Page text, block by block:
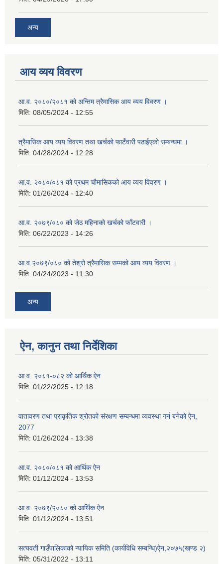
अन्य
आय व्यय विवरण
आ.व. २०८०/२०८१ को अन्तिम त्रैमासिक आय व्यय विवरण ।
मिति: 08/05/2024 - 12:55
त्रैमासिक आय व्यय विवरण तथा खर्चको फाटँवारी पठाईएको सम्बन्धमा ।
मिति: 04/28/2024 - 12:28
आ.व. २०८०/०८१ को प्रथम चौमासिकको आय व्यय विवरण ।
मिति: 01/26/2024 - 12:40
आ.व. २०७९/०८० को जेठ महिनाको खर्चको फाँटवारी ।
मिति: 06/22/2023 - 14:26
आ.व.२०७९/०८० को तेश्रो त्रैमासिक सम्मको आय व्यय विवरण ।
मिति: 04/24/2023 - 11:30
अन्य
ऐन, कानुन तथा निर्देशिका
आ.व. २०८१-०८२ को आर्थिक ऐन
मिति: 01/22/2025 - 12:18
वातावरण तथा प्राकृतिक श्रोतको संरक्षण सम्बन्धमा व्यवस्था गर्न बनेको ऐन,
2077
मिति: 01/26/2024 - 13:38
आ.व. २०८०/०८१ को आर्थिक ऐन
मिति: 01/12/2024 - 13:53
आ.व. २०७९/२०८० को आर्थिक ऐन
मिति: 01/12/2024 - 13:51
सत्यवती गाउँपालिकाको न्यायिक समिति (कार्यविधि सम्बन्धि)ऐन,२०७५(खण्ड २)
मिति: 05/31/2022 - 13:11